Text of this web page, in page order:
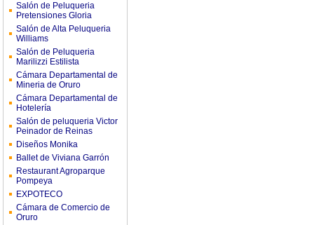
Salón de Peluqueria
Pretensiones Gloria
Salón de Alta Peluqueria
Williams
Salón de Peluqueria
Marilizzi Estilista
Cámara Departamental de
Mineria de Oruro
Cámara Departamental de
Hotelería
Salón de peluqueria Victor
Peinador de Reinas
Diseños Monika
Ballet de Viviana Garrón
Restaurant Agroparque
Pompeya
EXPOTECO
Cámara de Comercio de
Oruro